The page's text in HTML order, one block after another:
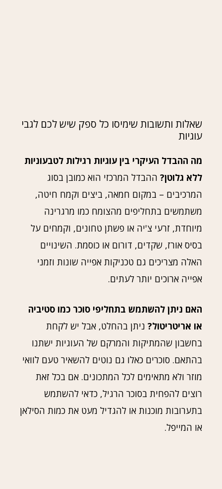
שאלות ותשובות שימיסו כל ספק שיש לכם לגבי
עוגיות
מה ההבדל העיקרי בין עוגיות רגילות לטבעוניות
ללא גלוטן? ההבדל המרכזי הוא כמובן בסוג
המרכיבים – במקום חמאה, ביצים וקמח חיטה,
משתמשים בתחליפים מהצומח כמו מרגרינה
מיוחדת, זרעי צ'יה או פשתן טחונים, וקמחים על
בסיס אורז, שקדים, דורום או כוסמת. השינויים
האלה מצריכים גם טכניקות אפייה שונות וזמני
אפייה ארוכים יותר לעתים.
האם ניתן להשתמש בתחליפי סוכר כמו סטיביה
או אריטריטול? ניתן בהחלט, אבל יש לקחת
בחשבון שהמתיקות והמרקם של העוגיות ישתנו
בהתאם. סוכרים כאלו גם נוטים להשאיר טעם לוואי
מוזר ולא מתאימים לכל המתכונים. אם בכל זאת
רוצים להפחית בסוכר הרגיל, כדאי להשתמש
בתערובות מוכנות או להגדיל מעט את כמות הסילאן
או המייפל.